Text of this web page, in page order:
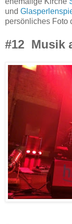
und
persönliches Foto
#12 Musik